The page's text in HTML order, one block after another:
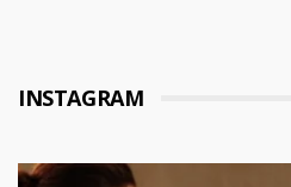
INSTAGRAM